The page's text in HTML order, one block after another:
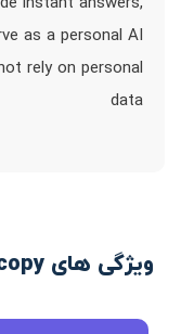
as a personal AI
rely on personal
data
ویژگی های Camocopy